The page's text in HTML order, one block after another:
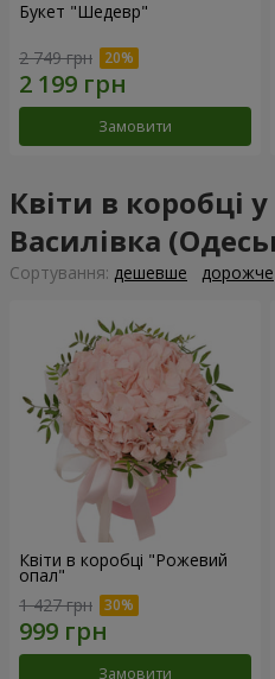
Букет "Шедевр"
2 749 грн
Замовити
Квіти в коробці у
Василівка
Сортування: дешевше дорожче
Квіти в коробці "Рожевий
опал"
1 427 грн
Замовити